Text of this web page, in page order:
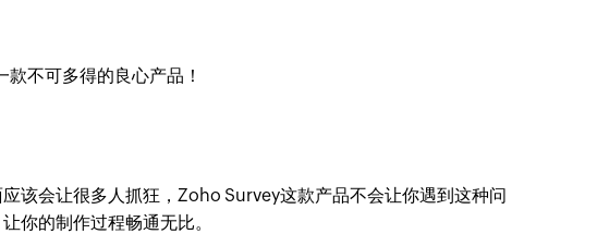
不可多得的良心产品！
该会让很多人抓狂，Zoho Survey这款产品不会让你遇到这种问
你的制作过程畅通无比。